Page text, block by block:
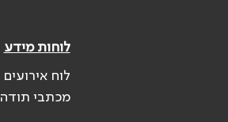
לוחות מידע
לוח אירועים
מכתבי תודה